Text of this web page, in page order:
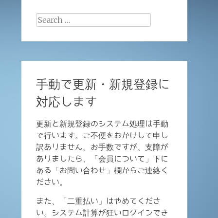
Search
手動で更新・新規登録に
対応します
更新と新規登録のシステム処理は手動
で行います。ご不便をおかけして申し
訳ありません。お手数ですが、支障が
ありましたら、「会員について」下に
ある「お問い合わせ」欄からご連絡く
ださい。
また、「二重払い」はやめてくださ
い。システム計算が狂いログインでき